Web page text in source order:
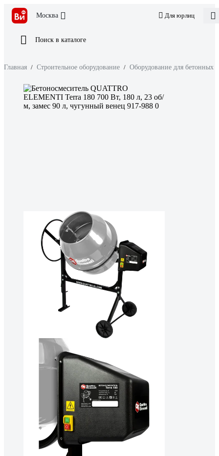
Москва Для юрлиц
Поиск в каталоге
Главная / Строительное оборудование / Оборудование для бетонных